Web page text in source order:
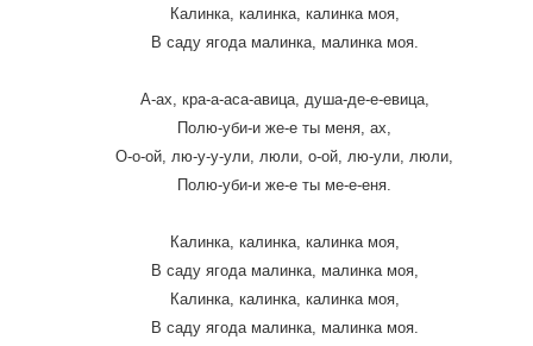
Калинка, калинка, калинка моя,
В саду ягода малинка, малинка моя.
А-ах, кра-а-аса-авица, душа-де-е-евица,
Полю-уби-и же-е ты меня, ах,
О-о-ой, лю-у-у-ули, люли, о-ой, лю-ули, люли,
Полю-уби-и же-е ты ме-е-еня.
Калинка, калинка, калинка моя,
В саду ягода малинка, малинка моя,
Калинка, калинка, калинка моя,
В саду ягода малинка, малинка моя.